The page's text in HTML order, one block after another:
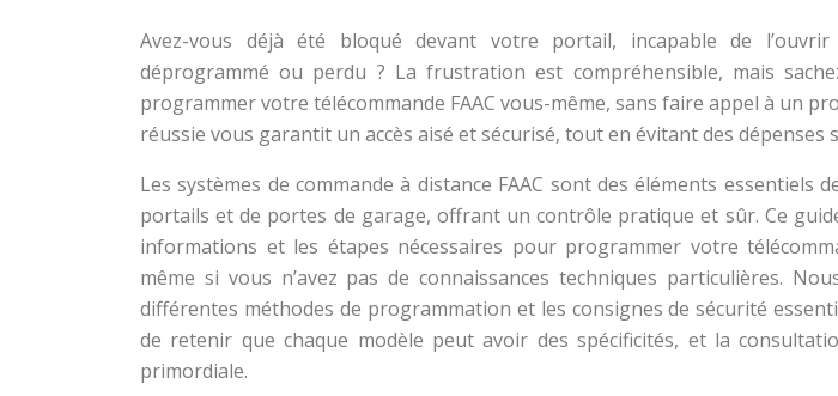
Avez-vous déjà été bloqué devant votre portail, incapable de l’ouvrir
déprogrammé ou perdu ? La frustration est compréhensible, mais
programmer votre télécommande FAAC vous-même, sans faire appel à un
réussie vous garantit un accès aisé et sécurisé, tout en évitant des dépenses
Les systèmes de commande à distance FAAC sont des éléments essentiels
portails et de portes de garage, offrant un contrôle pratique et sûr. Ce
informations et les étapes nécessaires pour programmer votre
même si vous n’avez pas de connaissances techniques particulières.
différentes méthodes de programmation et les consignes de sécurité
de retenir que chaque modèle peut avoir des spécificités, et la
primordiale.